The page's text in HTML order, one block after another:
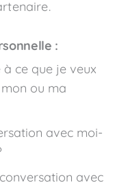
:
ce que je veux
ou ma
avec moi-
avec